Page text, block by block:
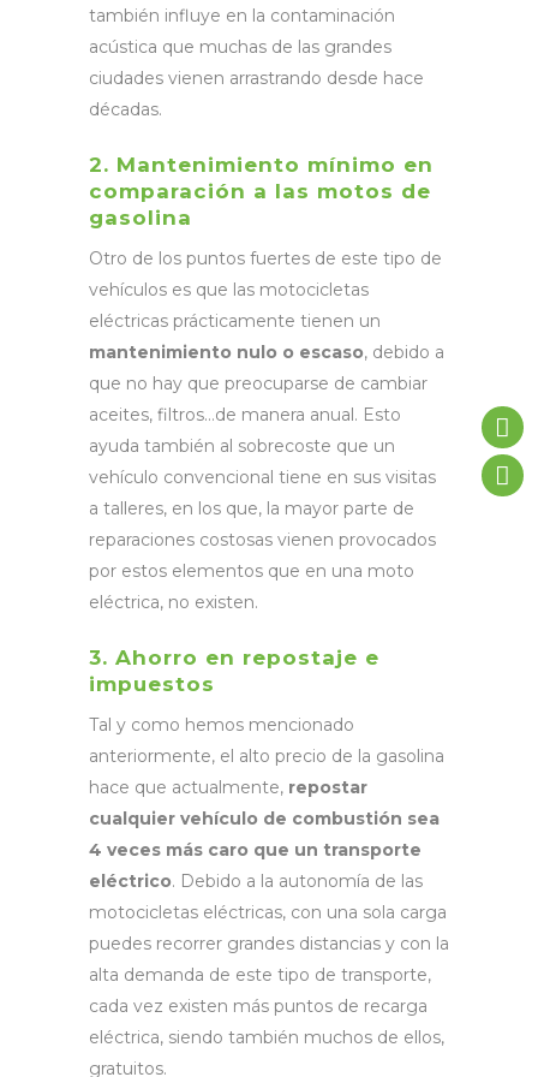
también influye en la contaminación
acústica que muchas de las grandes
ciudades vienen arrastrando desde hace
décadas.
2. Mantenimiento mínimo en
comparación a las motos de
gasolina
Otro de los puntos fuertes de este tipo de
vehículos es que las motocicletas
eléctricas prácticamente tienen un
mantenimiento nulo o escaso, debido a
que no hay que preocuparse de cambiar
aceites, filtros…de manera anual. Esto
ayuda también al sobrecoste que un
vehículo convencional tiene en sus visitas
a talleres, en los que, la mayor parte de
reparaciones costosas vienen provocados
por estos elementos que en una moto
eléctrica, no existen.
3. Ahorro en repostaje e
impuestos
Tal y como hemos mencionado
anteriormente, el alto precio de la gasolina
hace que actualmente, repostar
cualquier vehículo de combustión sea
4 veces más caro que un transporte
eléctrico. Debido a la autonomía de las
motocicletas eléctricas, con una sola carga
puedes recorrer grandes distancias y con la
alta demanda de este tipo de transporte,
cada vez existen más puntos de recarga
eléctrica, siendo también muchos de ellos,
gratuitos.